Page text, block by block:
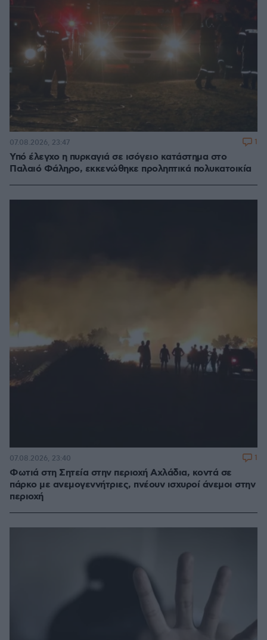
Υπό έλεγχο η πυρκαγιά σε ισόγειο κατάστημα στο
Παλαιό Φάληρο, εκκενώθηκε προληπτικά πολυκατοικία
07.08.2026, 23:47 1
Φωτιά στη Σητεία στην περιοχή Αχλάδια, κοντά σε
πάρκο με ανεμογεννήτριες, πνέουν ισχυροί άνεμοι στην
περιοχή
07.08.2026, 23:40 1